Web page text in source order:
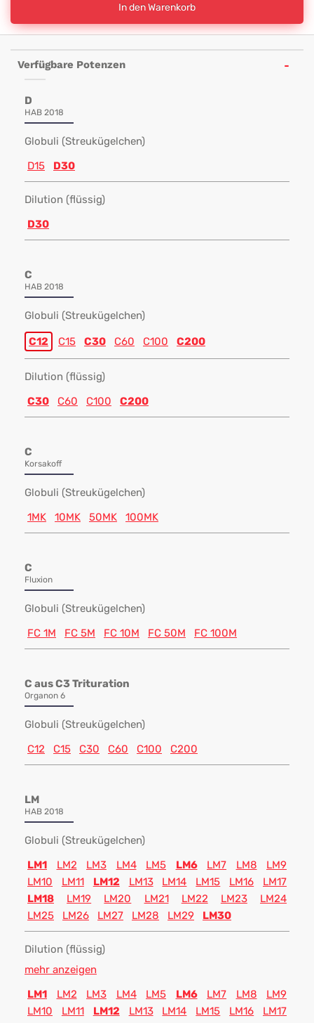
In den Warenkorb
Verfügbare Potenzen
D
HAB 2018
Globuli (Streukügelchen)
D15
D30
Dilution (flüssig)
D30
C
HAB 2018
Globuli (Streukügelchen)
C12 C15 C30 C60 C100 C200
Dilution (flüssig)
C30
C60 C100 C200
C
Korsakoff
Globuli (Streukügelchen)
1MK
10MK 50MK 100MK
C
Fluxion
Globuli (Streukügelchen)
FC 1M
FC 5M FC 10M FC 50M FC 100M
C aus C3 Trituration
Organon 6
Globuli (Streukügelchen)
C12
C15 C30 C60 C100 C200
LM
HAB 2018
Globuli (Streukügelchen)
LM1
LM2 LM3 LM4 LM5 LM6 LM7 LM8
LM9
LM10
LM11 LM12 LM13 LM14 LM15 LM16
LM17
LM18
LM19 LM20 LM21 LM22 LM23
LM24
LM25
LM26 LM27 LM28 LM29 LM30
Dilution (flüssig)
mehr anzeigen
LM1
LM2 LM3 LM4 LM5 LM6 LM7 LM8
LM9
LM10
LM11 LM12 LM13 LM14 LM15 LM16
LM17